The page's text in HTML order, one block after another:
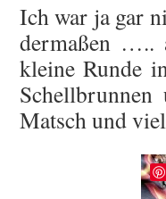
Ich war ja gar
dermaßen …..
kleine Runde
Matsch und